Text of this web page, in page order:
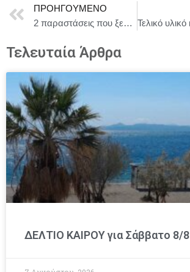
ΠΡΟΗΓΟΎΜΕΝΟ
2 παραστάσεις που ξεγυμνώνουν την εποχή επιστρέφουν στο ΔΙΠΥΛΟΝ | Η ΜΕΡΑ ΤΗΣ ΦΟΥΣΤΑΣ (σκηνοθεσία Ζ. Χατζηαντωνίου) + ΤΑ ΣΚΥΛΙΑ (σκηνοθεσία Α. Αζά)
Τελευταία Άρθρα
ΔΕΛΤΙΟ ΚΑΙΡΟΥ για Σάββατο 8/8